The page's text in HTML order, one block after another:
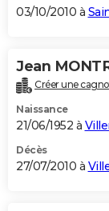
03/10/2010 à
Jean
Créer une
Naissance
21/06/1952 à
Décès
27/07/2010 à